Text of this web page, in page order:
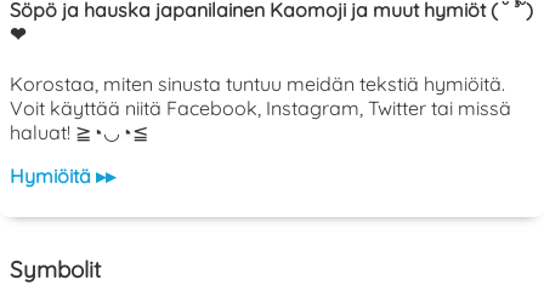
Söpö ja hauska japanilainen Kaomoji ja muut hymiöt ( ˘ ³˘)
❤
Korostaa, miten sinusta tuntuu meidän tekstiä hymiöitä.
Voit käyttää niitä Facebook, Instagram, Twitter tai missä
haluat! ≧◔◡◔≦
Hymiöitä ▸▸
Symbolit